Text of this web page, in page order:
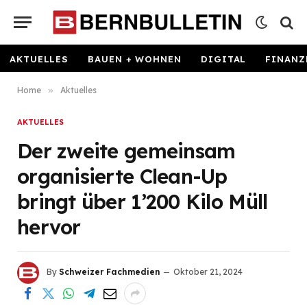
AKTUELLES BAUEN + WOHNEN DIGITAL
Home » Aktuelles
AKTUELLES
Der zweite gemeinsam
organisierte Clean-Up
bringt über 1’200 Kilo Müll
hervor
By Schweizer Fachmedien Oktober 21, 2024